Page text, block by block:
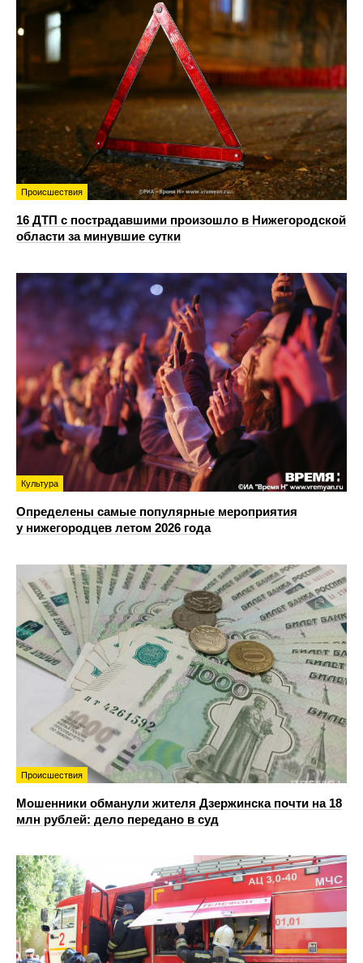
Происшествия
16 ДТП с пострадавшими произошло в Нижегородской
области за минувшие сутки
Культура
Определены самые популярные мероприятия
у нижегородцев летом 2026 года
Происшествия
Мошенники обманули жителя Дзержинска почти на 18
млн рублей: дело передано в суд